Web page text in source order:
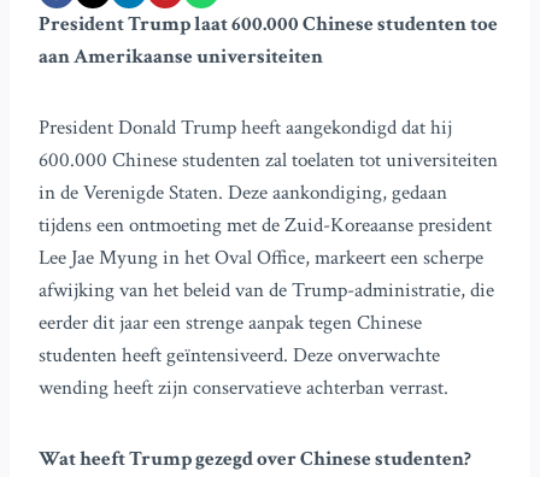
President Trump laat 600.000 Chinese studenten toe
aan Amerikaanse universiteiten
President Donald Trump heeft aangekondigd dat hij
600.000 Chinese studenten zal toelaten tot universiteiten
in de Verenigde Staten. Deze aankondiging, gedaan
tijdens een ontmoeting met de Zuid-Koreaanse president
Lee Jae Myung in het Oval Office, markeert een scherpe
afwijking van het beleid van de Trump-administratie, die
eerder dit jaar een strenge aanpak tegen Chinese
studenten heeft geïntensiveerd. Deze onverwachte
wending heeft zijn conservatieve achterban verrast.
Wat heeft Trump gezegd over Chinese studenten?